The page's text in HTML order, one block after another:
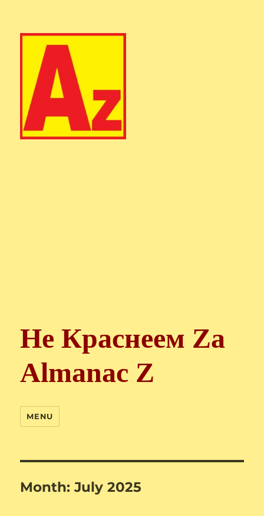
Не Краснеем Zа
Almanac Z
MENU
Month:July 2025